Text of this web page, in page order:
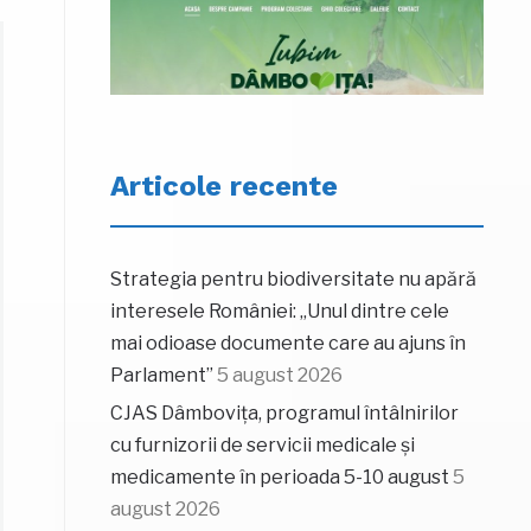
Articole recente
Strategia pentru biodiversitate nu apără
interesele României: „Unul dintre cele
mai odioase documente care au ajuns în
Parlament” 5 august 2026
CJAS Dâmbovița, programul întâlnirilor
cu furnizorii de servicii medicale și
medicamente în perioada 5-10 august 5
august 2026